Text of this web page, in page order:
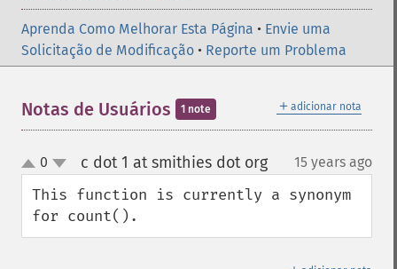
Aprenda Como Melhorar Esta Página • Envie uma
Solicitação de Modificação • Reporte um Problema
＋ adicionar nota
Notas de Usuários 1 note
up
down
0 c dot 1 at smithies dot org¶ 15 years ago
This function is currently a synonym
for count().